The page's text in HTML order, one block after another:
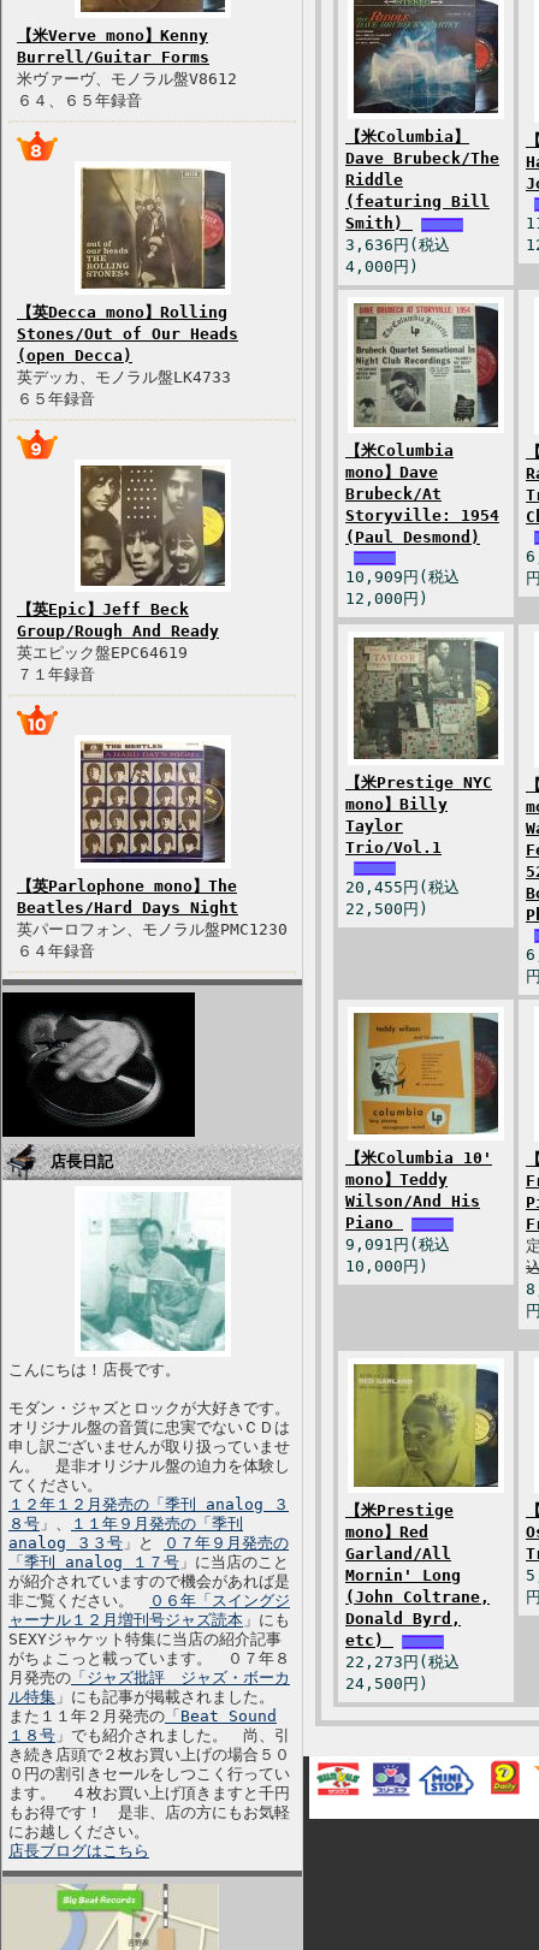
【米Verve mono】Kenny
Burrell/Guitar Forms
米ヴァーヴ、モノラル盤V8612
６４、６５年録音
【英Decca mono】Rolling
Stones/Out of Our Heads
(open Decca)
英デッカ、モノラル盤LK4733
６５年録音
【英Epic】Jeff Beck
Group/Rough And Ready
英エピック盤EPC64619
７１年録音
【英Parlophone mono】The
Beatles/Hard Days Night
英パーロフォン、モノラル盤PMC1230
６４年録音
店長日記
こんにちは！店長です。
モダン・ジャズとロックが大好きです。
オリジナル盤の音質に忠実でないＣＤは
申し訳ございませんが取り扱っていませ
ん。 是非オリジナル盤の迫力を体験し
てください。
１２年１２月発売の「季刊 analog ３
８号 」、
１１年９月発売の「季刊
analog ３３号 」と
０７年９月発売の
「季刊 analog １７号 」に当店のこと
が紹介されていますので機会があれば是
非ご覧ください。
０６年「スイングジ
ャーナル１２月増刊号ジャズ読本 」にも
SEXYジャケット特集に当店の紹介記事
がちょこっと載っています。 ０７年８
月発売の 「ジャズ批評 ジャズ・ボーカ
ル特集 」にも記事が掲載されました。
また１１年２月発売の 「Beat Sound
１８号 」でも紹介されました。 尚、引
き続き店頭で２枚お買い上げの場合５０
０円の割引きセールをしつこく行ってい
ます。 ４枚お買い上げ頂きますと千円
もお得です！ 是非、店の方にもお気軽
にお越しください。
店長ブログはこちら
【米Columbia】
Dave Brubeck/The
Riddle
(featuring Bill
Smith)
3,636円(税込
4,000円)
【米Columbia
mono】Dave
Brubeck/At
Storyville: 1954
(Paul Desmond)
10,909円(税込
12,000円)
【米Prestige NYC
mono】Billy
Taylor
Trio/Vol.1
20,455円(税込
22,500円)
【米Columbia 10'
mono】Teddy
Wilson/And His
Piano
9,091円(税込
10,000円)
【米Prestige
mono】Red
Garland/All
Mornin' Long
(John Coltrane,
Donald Byrd,
etc)
22,273円(税込
24,500円)